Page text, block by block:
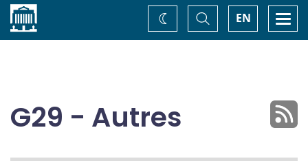
Accueil EN
Basculer
la
recherche
Changez
de
G29 - Autres